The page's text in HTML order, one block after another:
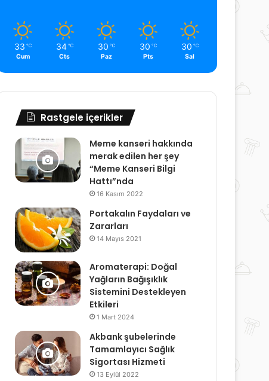
33 ℃
Cum
34 ℃
Cts
30 ℃
Paz
30 ℃
Pts
30 ℃
Sal
Rastgele içerikler
Meme kanseri hakkında
merak edilen her şey
“Meme Kanseri Bilgi
Hattı”nda
16 Kasım 2022
Portakalın Faydaları ve
Zararları
14 Mayıs 2021
Aromaterapi: Doğal
Yağların Bağışıklık
Sistemini Destekleyen
Etkileri
1 Mart 2024
Akbank şubelerinde
Tamamlayıcı Sağlık
Sigortası Hizmeti
13 Eylül 2022